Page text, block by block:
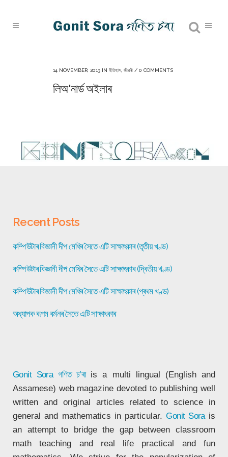
14 NOVEMBER, 2013 IN ইতিহাস জীৱনী / 0 COMMENTS
লিঅ'নাৰ্ড অইলাৰ
Recent Posts
কম্পিউটাৰ বিজ্ঞানী দীপ মেধিৰ সৈতে এটি সাক্ষাৎকাৰ (তৃতীয় খণ্ড)
কম্পিউটাৰ বিজ্ঞানী দীপ মেধিৰ সৈতে এটি সাক্ষাৎকাৰ (দ্বিতীয় খণ্ড)
কম্পিউটাৰ বিজ্ঞানী দীপ মেধিৰ সৈতে এটি সাক্ষাৎকাৰ (প্ৰথম খণ্ড)
অধ্যাপক ৰূপম বৰ্মনৰ সৈতে এটি সাক্ষাৎকাৰ
Gonit Sora গণিত চ’ৰাis a multi lingual (English and
Assamese) web magazine devoted to publishing well
written and original articles related to science in
general and mathematics in particular.Gonit Sorais
an attempt to bridge the gap between classroom
math teaching and real life practical and fun